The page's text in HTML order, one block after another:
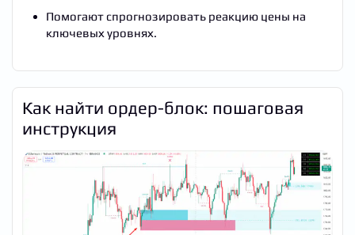
Помогают спрогнозировать реакцию цены на
ключевых уровнях.
Как найти ордер-блок: пошаговая
инструкция